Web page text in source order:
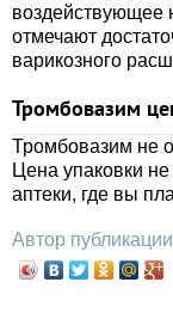
воздействующее
отмечают
варикозного
Тромбовазим
Тромбовазим не
Цена упаковки
аптеки, где вы
Автор